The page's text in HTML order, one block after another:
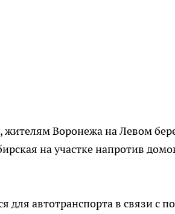
Воронежа на Левом
на участке напротив
для автотранспорта в связи с